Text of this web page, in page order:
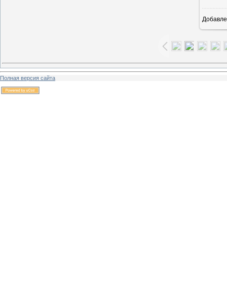
Полная версия сайта